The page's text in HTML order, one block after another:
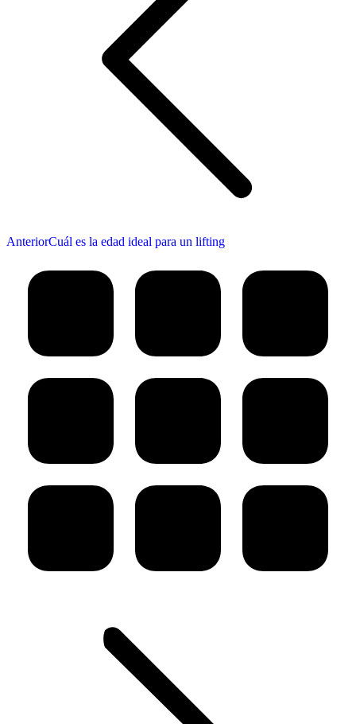
AnteriorPublicación
Cuál es la edad ideal para un lifting